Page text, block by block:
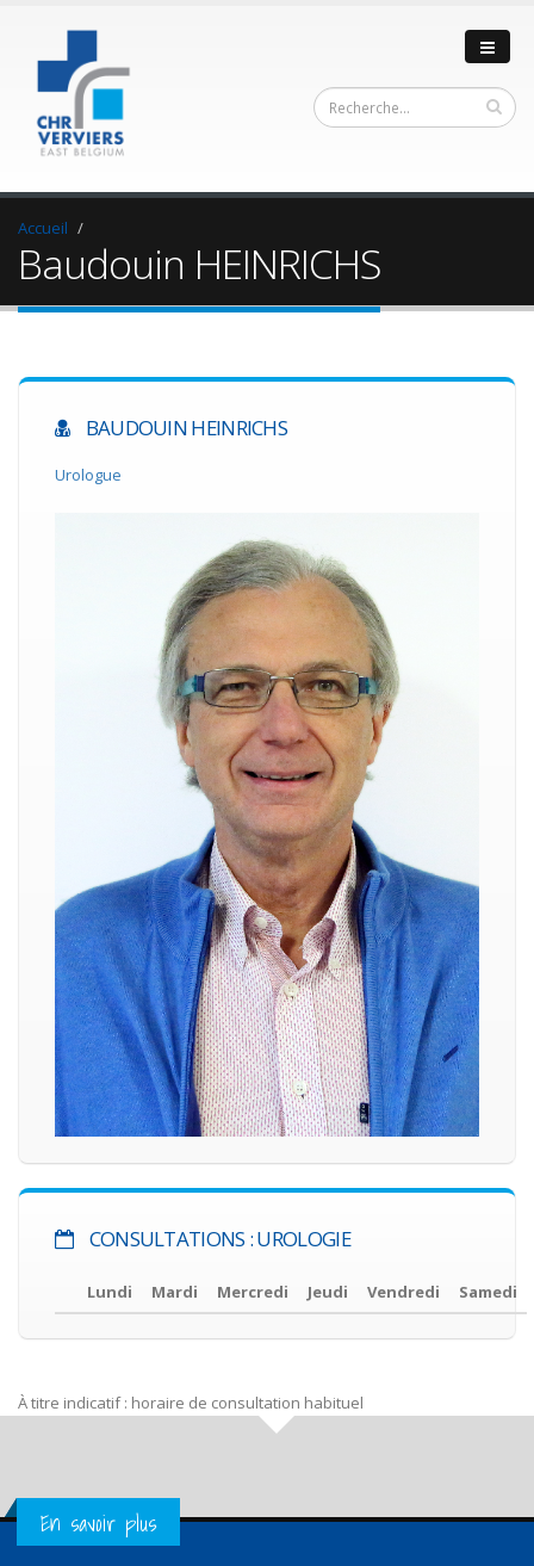
Accueil
Baudouin HEINRICHS
BAUDOUIN HEINRICHS
Urologue
CONSULTATIONS : UROLOGIE
Lundi Mardi Mercredi Jeudi Vendredi Samedi
À titre indicatif : horaire de consultation habituel
Get in Touch
En savoir plus